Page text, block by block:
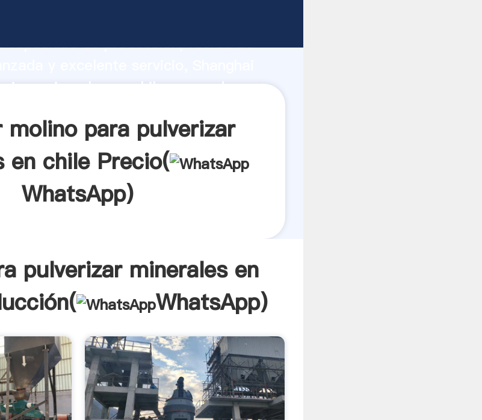
de producción, fuerza de
minerales en chile proveedor
molino para pulverizar
en chile Precio(
WhatsApp)
pulverizar minerales en
WhatsApp)